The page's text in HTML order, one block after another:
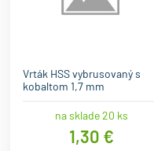
Vrták HSS vybrusovaný s
kobaltom 1,7 mm
na sklade 20 ks
1,30 €